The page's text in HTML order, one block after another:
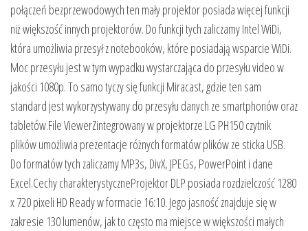
połączeń bezprzewodowych ten mały projektor posiada więcej funkcji
niż większość innych projektorów. Do funkcji tych zaliczamy Intel WiDi,
która umożliwia przesył z notebooków, które posiadają wsparcie WiDi.
Moc przesyłu jest w tym wypadku wystarczająca do przesyłu video w
jakości 1080p. To samo tyczy się funkcji Miracast, gdzie ten sam
standard jest wykorzystywany do przesyłu danych ze smartphonów oraz
tabletów.File ViewerZintegrowany w projektorze LG PH150 czytnik
plików umożliwia prezentacje różnych formatów plików ze sticka USB.
Do formatów tych zaliczamy MP3s, DivX, JPEGs, PowerPoint i dane
Excel.Cechy charakterystyczneProjektor DLP posiada rozdzielczość 1280
x 720 pixeli HD Ready w formacie 16:10. Jego jasność znajduje się w
zakresie 130 lumenów, jak to często ma miejsce w większości małych